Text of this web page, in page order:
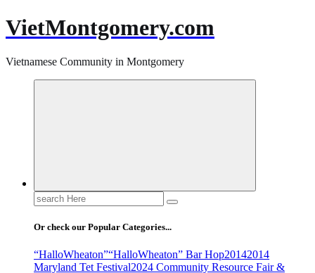
VietMontgomery.com
Vietnamese Community in Montgomery
Search
for:
Or check our Popular Categories...
“HalloWheaton”“HalloWheaton” Bar Hop20142014
Maryland Tet Festival2024 Community Resource Fair &